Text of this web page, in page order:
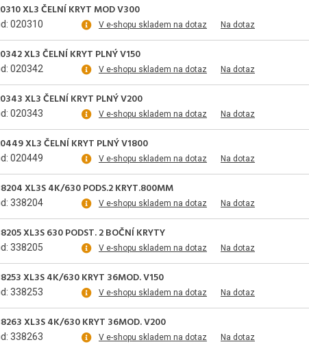
XL3 ČELNÍ KRYT MOD V300
020310 V e-shopu skladem na dotaz Na dotaz
XL3 ČELNÍ KRYT PLNÝ V150
020342 V e-shopu skladem na dotaz Na dotaz
XL3 ČELNÍ KRYT PLNÝ V200
020343 V e-shopu skladem na dotaz Na dotaz
XL3 ČELNÍ KRYT PLNÝ V1800
020449 V e-shopu skladem na dotaz Na dotaz
XL3S 4K/630 PODS.2 KRYT.800MM
338204 V e-shopu skladem na dotaz Na dotaz
XL3S 630 PODST. 2 BOČNÍ KRYTY
338205 V e-shopu skladem na dotaz Na dotaz
XL3S 4K/630 KRYT 36MOD. V150
338253 V e-shopu skladem na dotaz Na dotaz
XL3S 4K/630 KRYT 36MOD. V200
338263 V e-shopu skladem na dotaz Na dotaz